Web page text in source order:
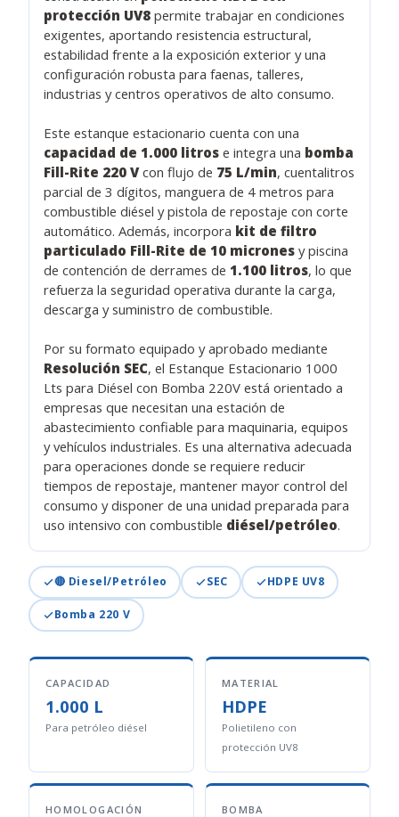
protección UV8 permite trabajar en condiciones
exigentes, aportando resistencia estructural,
estabilidad frente a la exposición exterior y una
configuración robusta para faenas, talleres,
industrias y centros operativos de alto consumo.
Este estanque estacionario cuenta con una
capacidad de 1.000 litros e integra una bomba
Fill-Rite 220 Vcon flujo de 75 L/min, cuentalitros
parcial de 3 dígitos, manguera de 4 metros para
combustible diésel y pistola de repostaje con corte
automático. Además, incorpora kit de filtro
particulado Fill-Rite de 10 micrones y piscina
de contención de derrames de 1.100 litros, lo que
refuerza la seguridad operativa durante la carga,
descarga y suministro de combustible.
Por su formato equipado y aprobado mediante
Resolución SEC, el Estanque Estacionario 1000
Lts para Diésel con Bomba 220V está orientado a
empresas que necesitan una estación de
abastecimiento confiable para maquinaria, equipos
y vehículos industriales. Es una alternativa adecuada
para operaciones donde se requiere reducir
tiempos de repostaje, mantener mayor control del
consumo y disponer de una unidad preparada para
uso intensivo con combustible diésel/petróleo.
🔴 Diesel/Petróleo SEC HDPE UV8
Bomba 220 V
CAPACIDAD
1.000 L
Para petróleo diésel
MATERIAL
HDPE
Polietileno con
protección UV8
HOMOLOGACIÓN BOMBA